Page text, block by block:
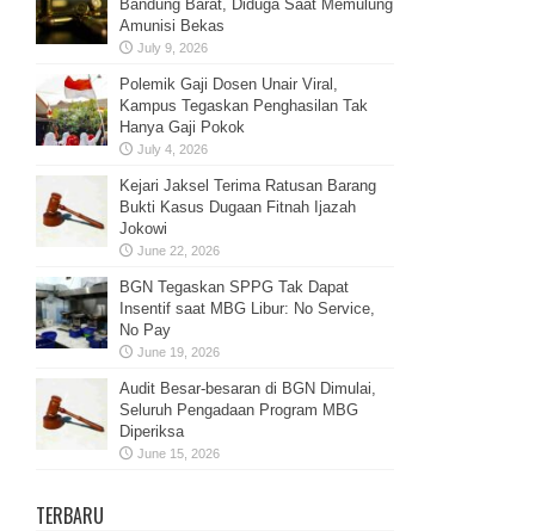
Bandung Barat, Diduga Saat Memulung
Amunisi Bekas
July 9, 2026
Polemik Gaji Dosen Unair Viral,
Kampus Tegaskan Penghasilan Tak
Hanya Gaji Pokok
July 4, 2026
Kejari Jaksel Terima Ratusan Barang
Bukti Kasus Dugaan Fitnah Ijazah
Jokowi
June 22, 2026
BGN Tegaskan SPPG Tak Dapat
Insentif saat MBG Libur: No Service,
No Pay
June 19, 2026
Audit Besar-besaran di BGN Dimulai,
Seluruh Pengadaan Program MBG
Diperiksa
June 15, 2026
TERBARU